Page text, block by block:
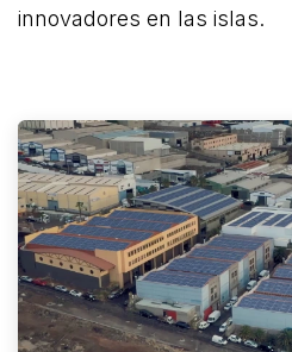
innovadores en las islas.